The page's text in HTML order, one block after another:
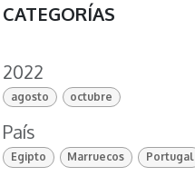
CATEGORÍAS
2022
agosto octubre
País
Egipto Marruecos Portugal